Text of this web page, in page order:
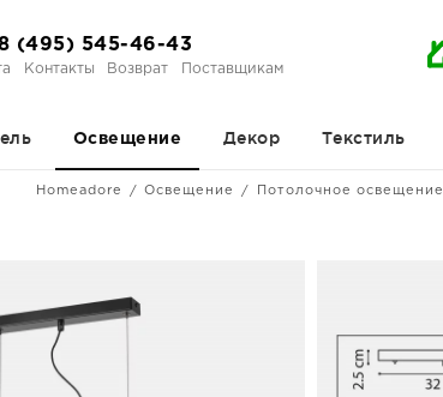
(495) 545-46-43
Контакты Возврат Поставщикам
Освещение Декор Текстиль
Homeadore Освещение Потолочное освещение